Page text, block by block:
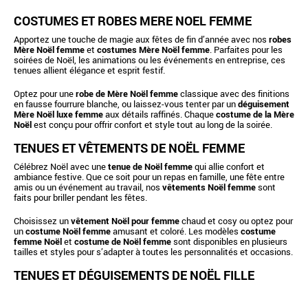
COSTUMES ET ROBES MÈRE NOËL FEMME
Apportez une touche de magie aux fêtes de fin d’année avec nos robes
Mère Noël femmeet costumes Mère Noël femme. Parfaites pour les
soirées de Noël, les animations ou les événements en entreprise, ces
tenues allient élégance et esprit festif.
Optez pour unerobe de Mère Noël femmeclassique avec des finitions
en fausse fourrure blanche, ou laissez-vous tenter par undéguisement
Mère Noël luxe femmeaux détails raffinés. Chaquecostume de la Mère
Noëlest conçu pour offrir confort et style tout au long de la soirée.
TENUES ET VÊTEMENTS DE NOËL FEMME
Célébrez Noël avec unetenue de Noël femmequi allie confort et
ambiance festive. Que ce soit pour un repas en famille, une fête entre
amis ou un événement au travail, nos vêtements Noël femmesont
faits pour briller pendant les fêtes.
Choisissez unvêtement Noël pour femmechaud et cosy ou optez pour
uncostume Noël femmeamusant et coloré. Les modèles costume
femme Noëlet costume de Noël femmesont disponibles en plusieurs
tailles et styles pour s’adapter à toutes les personnalités et occasions.
TENUES ET DÉGUISEMENTS DE NOËL FILLE